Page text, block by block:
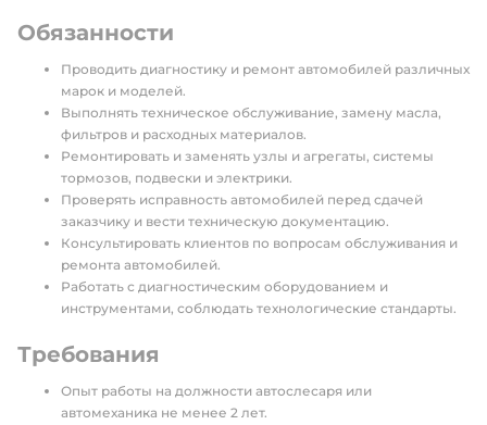
Обязанности
Проводить диагностику и ремонт автомобилей различных
марок и моделей.
Выполнять техническое обслуживание, замену масла,
фильтров и расходных материалов.
Ремонтировать и заменять узлы и агрегаты, системы
тормозов, подвески и электрики.
Проверять исправность автомобилей перед сдачей
заказчику и вести техническую документацию.
Консультировать клиентов по вопросам обслуживания и
ремонта автомобилей.
Работать с диагностическим оборудованием и
инструментами, соблюдать технологические стандарты.
Требования
Опыт работы на должности автослесаря или
автомеханика не менее 2 лет.